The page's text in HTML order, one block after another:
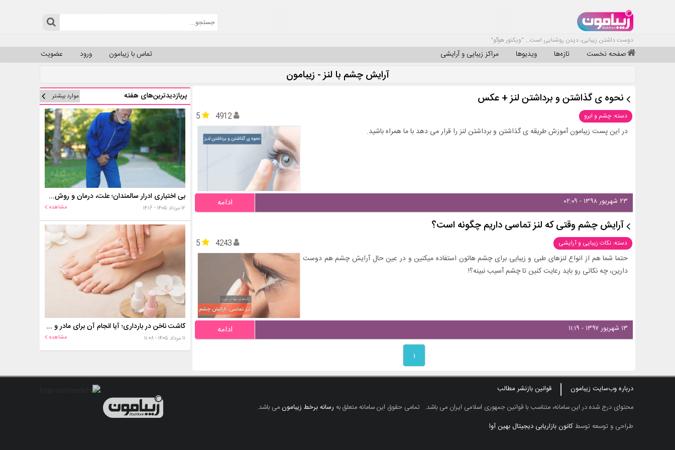
دوست داشتن زیبایی، دیدن روشنایی است... "ویکتور هوگو"
صفحه نخست تازه‌ها ویدیوها مراکز زیبایی و آرایشی عضویت ورود تماس با زیبامون
آرایش چشم با لنز - زیبامون
نحوه ی گذاشتن و برداشتن لنز + عکس
دسته: چشم و ابرو 5
4912
در این پست زیبامون آموزش طریقه ی گذاشتن و برداشتن لنز را قرار می دهد با ما همراه باشید.
۲۳ شهریور ۱۳۹۸ - ۰۲:۰۹ ادامه
آرایش چشم وقتی که لنز تماسی داریم چگونه است؟
دسته: نکات زیبایی و آرایشی 5
4243
حتما شما هم از انواع لنزهای طبی و زیبایی برای چشم هاتون استفاده میکنین و در عین حال آرایش چشم هم دوست
دارین، چه نکاتی رو باید رعایت کنین تا چشم آسیب نبینه؟!
۱۳ شهریور ۱۳۹۷ - ۱۱:۱۹ ادامه
۱
پربازدیدترین‌های هفته موارد بیشتر
بی اختیاری ادرار سالمندان؛ علت، درمان و روش‌های کنترل در منزل
۱۲ مرداد ۱۴۰۵ - ۱۴:۱۶ مشاهده
کاشت ناخن در بارداری؛ آیا انجام آن برای مادر و جنین خطر دارد؟
۱۱ مرداد ۱۴۰۵ - ۱۱:۰۸ مشاهده
درباره وب‌سایت زیبامون
قوانین بازنشر مطالب
محتوای درج شده در این سامانه، متناسب با قوانین جمهوری اسلامی ایران می باشد. تمامی حقوق این سامانه متعلق به رسانه برخط زیبامونمی باشد.
طراحی و توسعه توسطکانون بازاریابی دیجیتال بهین آوا